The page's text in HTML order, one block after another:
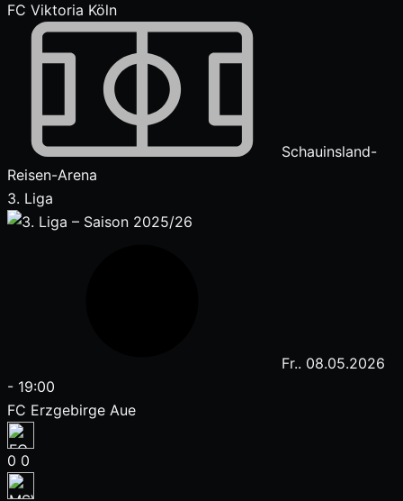
FC Viktoria Köln
Schauinsland-
Reisen-Arena
3. Liga
Fr.. 08.05.2026
- 19:00
FC Erzgebirge Aue
0 0